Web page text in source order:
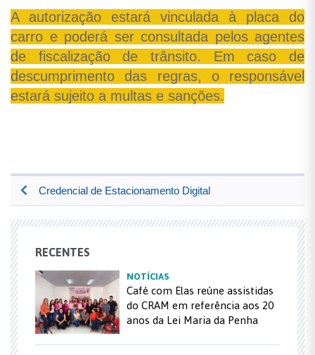
A autorização estará vinculada à placa do
carro e poderá ser consultada pelos agentes
de fiscalização de trânsito. Em caso de
descumprimento das regras, o responsável
estará sujeito a multas e sanções.
Credencial de Estacionamento Digital
RECENTES
NOTÍCIAS
Café com Elas reúne assistidas
do CRAM em referência aos 20
anos da Lei Maria da Penha